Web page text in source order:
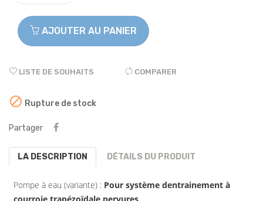
AJOUTER AU PANIER
LISTE DE SOUHAITS COMPARER
 Rupture de stock
Partager
LA DESCRIPTION DÉTAILS DU PRODUIT
Pompe à eau (variante) : Pour système dentrainement à